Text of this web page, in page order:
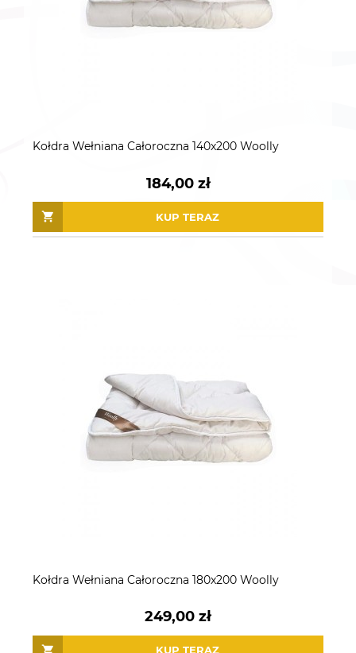
Kołdra Wełniana Całoroczna 140x200 Woolly
184,00 zł
KUP TERAZ
Kołdra Wełniana Całoroczna 180x200 Woolly
249,00 zł
KUP TERAZ